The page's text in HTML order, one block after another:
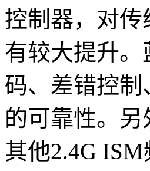
控制器，对
有较大提升
码、差错控
的可靠性。
其他2.4G